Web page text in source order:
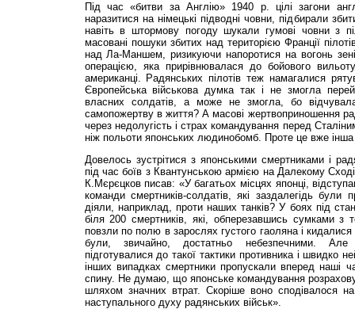
Під час «битви за Англію» 1940 р. цілі загони
наразитися на німецькі підводні човни, підбирали
навіть в штормову погоду шукали гумові човни з
масовані пошуки збитих над територією Франції
над Ла-Маншем, ризикуючи напоротися на вогонь
операцією, яка прирівнювалася до бойового
американці. Радянських пілотів теж намагалися
Європейська військова думка так і не змогла
власних солдатів, а може не змогла, бо
самопожертву в життя? А масові жертвоприношення
через недолугість і страх командування перед
ніж польоти японських людинобомб. Проте це вже інша
Довелось зустрітися з японськими смертниками і
під час боїв з Квантунською армією на Далекому
К.Мє­рєцков писав: «У багатьох місцях японці,
команди смертників-солдатів, які заздалегідь
діяли, наприклад, проти наших танків? У боях під
біля 200 смертників, які, обперезавшись сумками з
повзли по полю в зарослях густого гаоляна і кидалися
були, звичайно, достатньо небезпечними. Але
підготувалися до такої тактики противника і швидко
інших випадках смертники пропускали вперед наші
спину. Не думаю, що японське командування
шляхом значних втрат. Скоріше воно сподівалося на
наступального духу радянських військ».